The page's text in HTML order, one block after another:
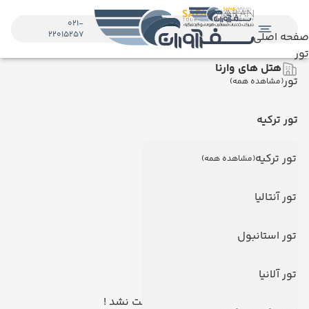
صفحه اصلی
تور
تور(مشاهده همه)
تور ترکیه
تور ترکیه(مشاهده همه)
تور آنتالیا
تور استانبول
تور آلانیا
021-
22015257
هتل های وارنا
هیچ هتلی یافت نشد !